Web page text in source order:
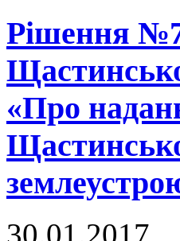
Рішення
«Про
30.01.2017